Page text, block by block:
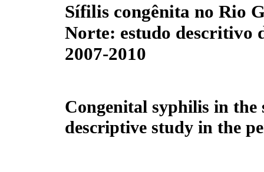
Sífilis congênita no Rio
Norte: estudo descritivo
2007-2010
Congenital syphilis in
descriptive study in the